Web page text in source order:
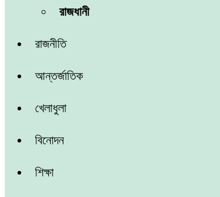
রাজধানী
রাজনীতি
আন্তর্জাতিক
খেলাধুলা
বিনোদন
শিক্ষা